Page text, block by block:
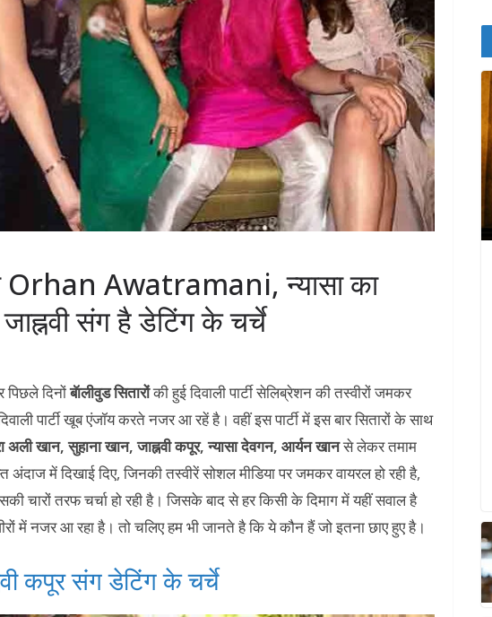
Awatramani, न्यासा का
संग है डेटिंग के चर्चे
पिछले दिनोंबॅालीवुड सितारोंकी हुई दिवाली पार्टी सेलिब्रेशन की तस्वीरों जमकर
पार्टी खूब एंजॉय करते नजर आ रहें है। वहीं इस पार्टी में इस बार सितारों के साथ
अली खान, सुहाना खान, जाह्नवी कपूर, न्यासा देवगन, आर्यन खानसे लेकर तमाम
अंदाज में दिखाई दिए, जिनकी तस्वीरें सोशल मीडिया पर जमकर वायरल हो रही है,
तरफ चर्चा हो रही है। जिसके बाद से हर किसी के दिमाग में यहीं सवाल है
में नजर आ रहा है। तो चलिए हम भी जानते है कि ये कौन हैं जो इतना छाए हुए है।
कपूर संग डेटिंग के चर्चे